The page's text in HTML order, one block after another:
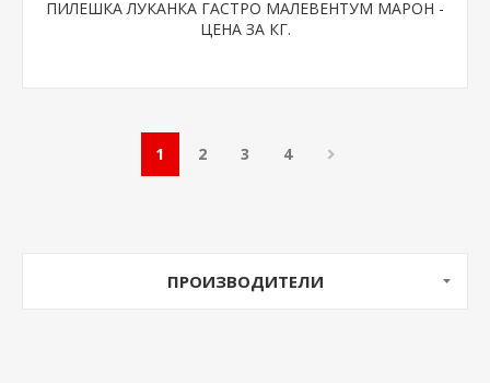
ПИЛЕШКА ЛУКАНКА ГАСТРО МАЛЕВЕНТУМ МАРОН -
ЦЕНА ЗА КГ.
1 2 3 4
ПРОИЗВОДИТЕЛИ